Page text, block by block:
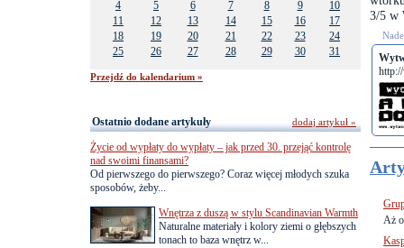
3/5 w
Aż
4
5 6 7 8 9
10
11
12 13 14 15 16
17
18
19 20 21 22 23
24
25
26 27 28 29 30 31
Przejdź do kalendarium »
Ostatnio dodane artykuły
Życie od wypłaty do wypłaty – jak przed 30. przejąć kontrolę
nad swoimi finansami?
Od pierwszego do pierwszego? Coraz więcej młodych szuka
sposobów, żeby...
Wnętrza z duszą w stylu Scandinavian Warmth
Naturalne materiały i kolory ziemi o głębszych
tonach to baza wnętrz w...
dodaj artykuł »